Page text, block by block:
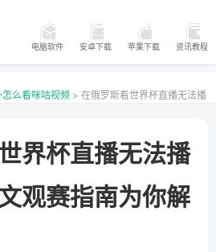
电脑软件 安卓下载 苹果下载 资讯教程
怎么看咪咕视频 > 在俄罗斯看世界杯直播无法播
界杯直播无法播
观赛指南为你解